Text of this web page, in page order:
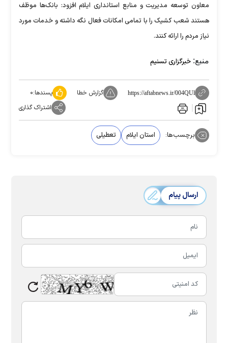
معاون توسعه مدیریت و منابع استانداری ایلام افزود: بانک‌ها موظف
هستند شعب کشیک را با تمامی امکانات فعال نگه داشته و خدمات مورد
نیاز مردم را ارائه کنند.
منبع: خبرگزاری تسنیم
https://aftabnews.ir/004QUl گزارش خطا پسندها:۰
اشتراک گذاری
برچسب‌ها: استان ایلام تعطیلی
ارسال پیام